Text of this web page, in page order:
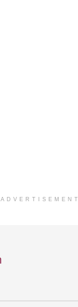
ADVERTISEMENT